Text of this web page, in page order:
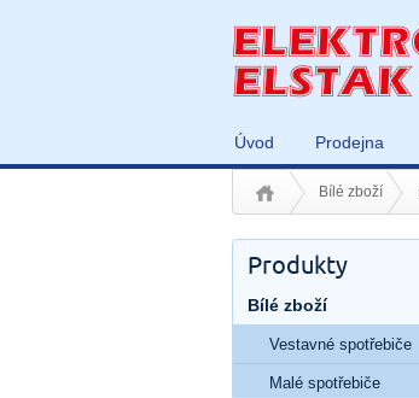
Úvod Prodejna
Bílé zboží
Produkty
Bílé zboží
Vestavné spotřebiče
Malé spotřebiče